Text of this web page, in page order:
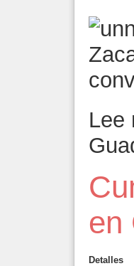
Lee
en
Detalles